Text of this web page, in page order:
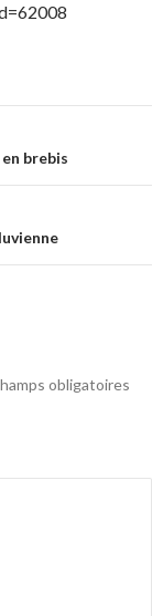
brebis
obligatoires